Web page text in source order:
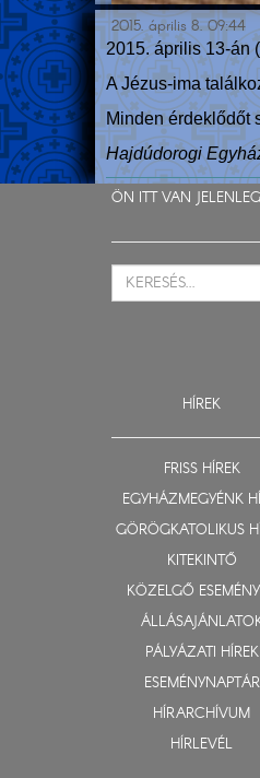
2015. április 8. 09:44
2015. április 13-án
A Jézus-ima
Minden érdeklődőt
Hajdúdorogi
ÖN ITT VAN
HÍREK
FRISS HÍREK
EGYHÁZMEGYÉNK
GÖRÖGKATOLIKUS
KITEKINTŐ
KÖZELGŐ
PÁLYÁZATI HÍREK
ESEMÉNYNAPTÁR
HÍRARCHÍVUM
HÍRLEVÉL